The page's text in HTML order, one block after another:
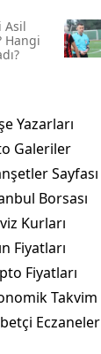
Asil
Hangi
Yazarları
Galeriler
Sayfası
Borsası
Kurları
Fiyatları
Fiyatları
Takvim
Eczaneler